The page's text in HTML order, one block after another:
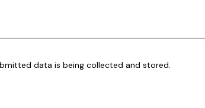
data is being collected and stored.